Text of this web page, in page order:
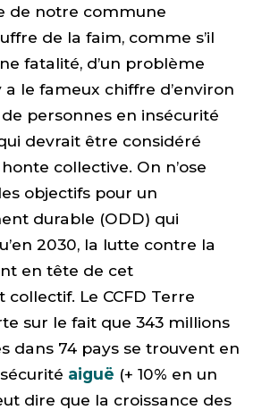
de notre commune
de la faim, comme s’il
fatalité, d’un problème
a le fameux chiffre d’environ
personnes en insécurité
devrait être considéré
collective. On n’ose
objectifs pour un
durable (ODD) qui
2030, la lutte contre la
en tête de cet
Le CCFD Terre
sur le fait que 343 millions
dans 74 pays se trouvent en
aiguë (+ 10% en un
dire que la croissance des